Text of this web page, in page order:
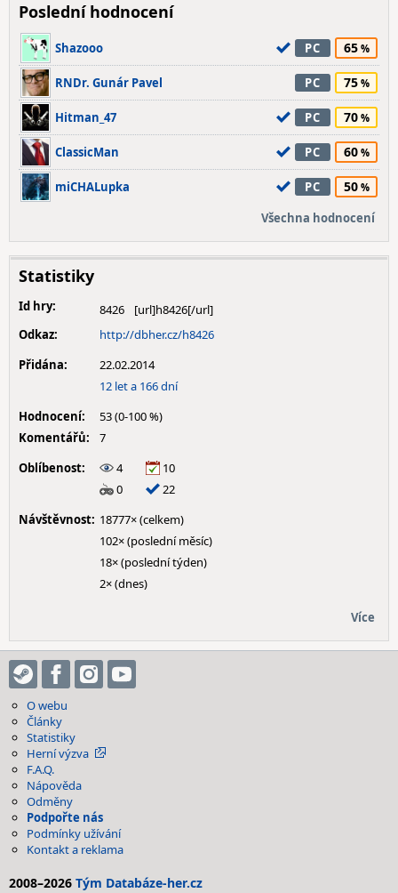
Poslední hodnocení
Shazooo PC 65
RNDr. Gunár Pavel PC 75
Hitman_47 PC 70
ClassicMan PC 60
miCHALupka PC 50
Všechna hodnocení
Statistiky
Id hry:
8426
Odkaz:
http://dbher.cz/h8426
Přidána:
22.02.2014
12 let a 166 dní
Hodnocení:
53 (0-100 %)
Komentářů:
7
Oblíbenost:
4
10
0
22
Návštěvnost: 18777× (celkem)
102× (poslední měsíc)
18× (poslední týden)
2× (dnes)
Více
O webu
Články
Statistiky
Herní výzva
F.A.Q.
Nápověda
Odměny
Podpořte nás
Podmínky užívání
Kontakt a reklama
2008–2026 Tým Databáze-her.cz